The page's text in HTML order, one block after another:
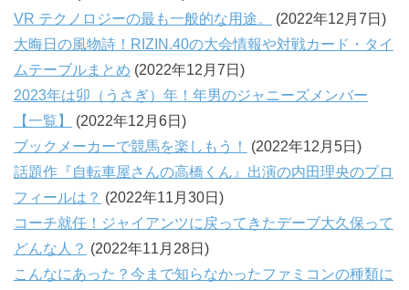
VR テクノロジーの最も一般的な用途。
(2022年12月7日)
大晦日の風物詩！RIZIN.40の大会情報や対戦カード・タイ
ムテーブルまとめ (2022年12月7日)
2023年は卯（うさぎ）年！年男のジャニーズメンバー
【一覧】
(2022年12月6日)
ブックメーカーで競馬を楽しもう！
(2022年12月5日)
話題作『自転車屋さんの高橋くん』出演の内田理央のプロ
フィールは？ (2022年11月30日)
コーチ就任！ジャイアンツに戻ってきたデーブ大久保って
どんな人？ (2022年11月28日)
こんなにあった？今まで知らなかったファミコンの種類に